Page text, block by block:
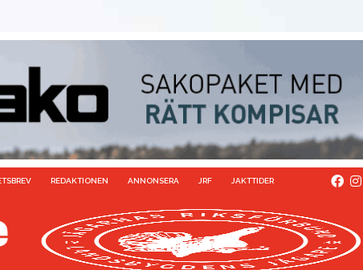
REDAKTIONEN ANNONSERA JRF JAKTTIDER